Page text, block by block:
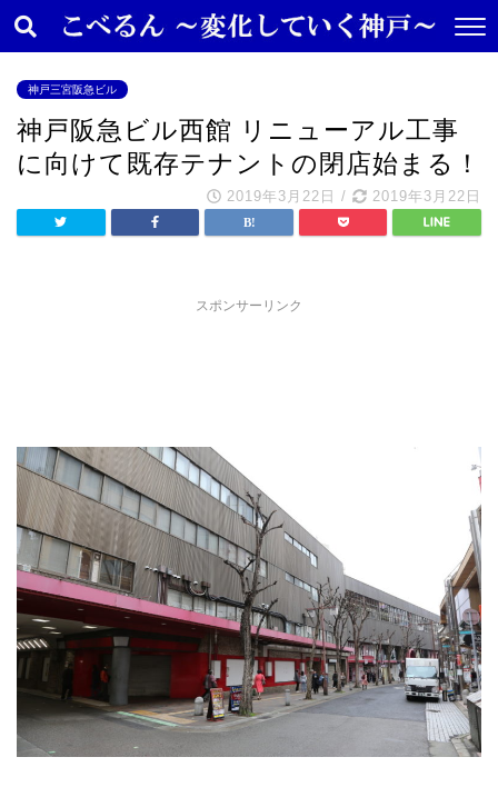
神戸三宮阪急ビル
神戸阪急ビル西館 リニューアル工事
に向けて既存テナントの閉店始まる！
2019年3月22日 / 2019年3月22日
スポンサーリンク